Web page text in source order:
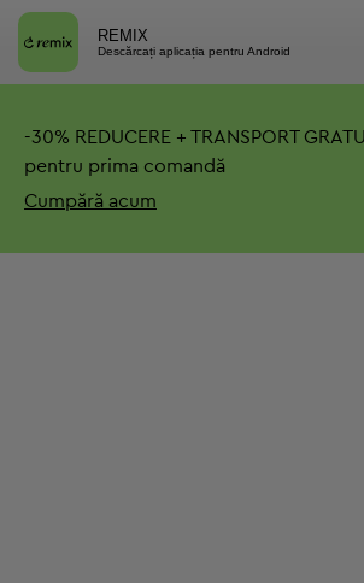
REMIX
Descărcați aplicația pentru Android
-30% REDUCERE + TRANSPORT
pentru prima comandă
Cumpără acum